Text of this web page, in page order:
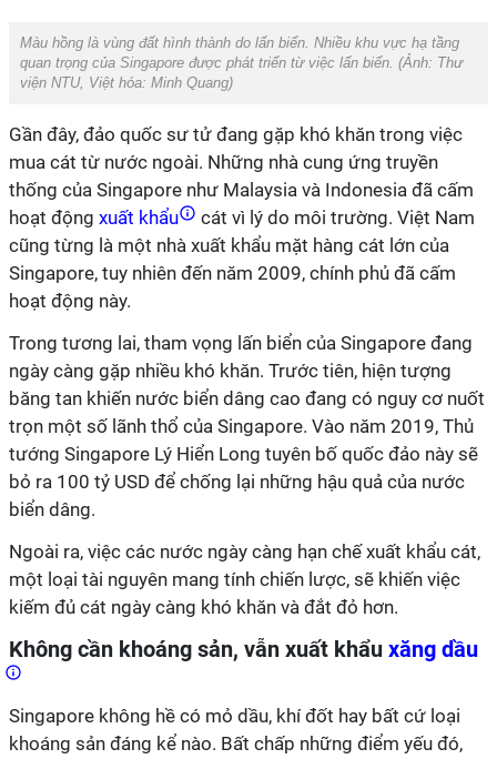
Màu hồng là vùng đất hình thành do lấn biển. Nhiều khu vực hạ tầng
quan trọng của Singapore được phát triển từ việc lấn biển. (Ảnh: Thư
viện NTU, Việt hóa: Minh Quang)
Gần đây, đảo quốc sư tử đang gặp khó khăn trong việc
mua cát từ nước ngoài. Những nhà cung ứng truyền
thống của Singapore như Malaysia và Indonesia đã cấm
hoạt động xuất khẩu
cát vì lý do môi trường. Việt Nam
cũng từng là một nhà xuất khẩu mặt hàng cát lớn của
Singapore, tuy nhiên đến năm 2009, chính phủ đã cấm
hoạt động này.
Trong tương lai, tham vọng lấn biển của Singapore đang
ngày càng gặp nhiều khó khăn. Trước tiên, hiện tượng
băng tan khiến nước biển dâng cao đang có nguy cơ nuốt
trọn một số lãnh thổ của Singapore. Vào năm 2019, Thủ
tướng Singapore Lý Hiển Long tuyên bố quốc đảo này sẽ
bỏ ra 100 tỷ USD để chống lại những hậu quả của nước
biển dâng.
Ngoài ra, việc các nước ngày càng hạn chế xuất khẩu cát,
một loại tài nguyên mang tính chiến lược, sẽ khiến việc
kiếm đủ cát ngày càng khó khăn và đắt đỏ hơn.
Không cần khoáng sản, vẫn xuất khẩu xăng dầu
Singapore không hề có mỏ dầu, khí đốt hay bất cứ loại
khoáng sản đáng kể nào. Bất chấp những điểm yếu đó,